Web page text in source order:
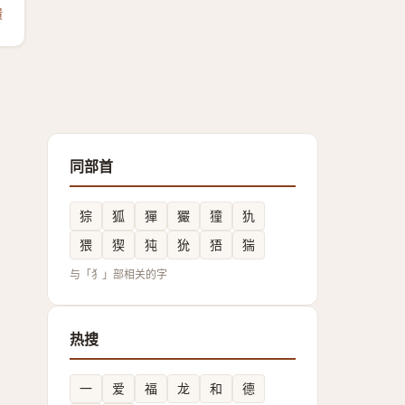
同部首
猔 狐 㺗 玁 獞
犰
猥
猰 㹠 狁 㹳 猯
与「犭」部相关的字
热搜
一 爱 福 龙 和 德